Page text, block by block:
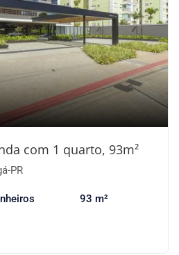
com 1 quarto, 93m²
PR
93 m²